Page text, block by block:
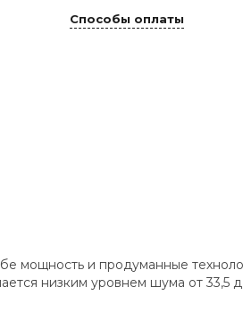
Способы оплаты
мощность и продуманные
низким уровнем шума от